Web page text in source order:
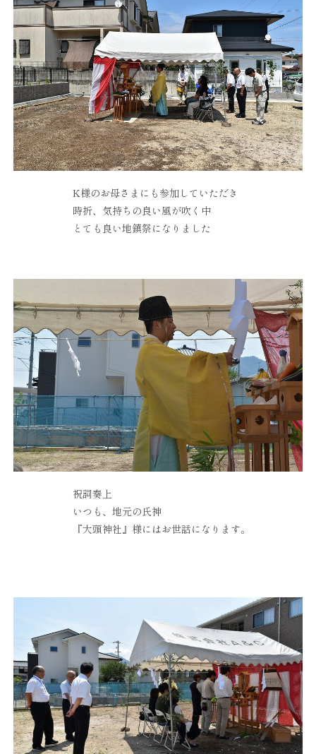
K様のお母さまにも参加していただき
時折、気持ちの良い風が吹く中
とても良い地鎮祭になりました
祝詞奏上
いつも、地元の氏神
『大頭神社』様にはお世話になります。